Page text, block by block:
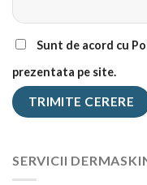
Sunt de acord cu
prezentata pe site.
SERVICII